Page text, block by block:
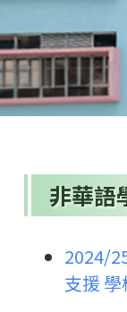
非華語
2024/
支援